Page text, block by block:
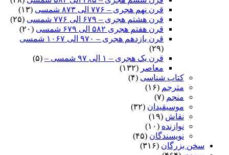
قرن نهم هجری – ۷۷۶ الی ۸۷۳ شمسی
(۱۳)
قرن هشتم هجری – ۶۷۹ الی ۷۷۶ شمسی
(۲۵)
قرن هفتم هجری ۵۸۲ الی ۶۷۹ شمسی
(۲۰)
قرن یازدهم هجری – ۹۷۰ الی ۱۰۶۷ شمسی
(۲۹)
قرن یک هجری – ۱ الی ۹۷ شمسی –
(۵)
معاصر (۱۳۲)
کتاب شناسی (۴)
مترجم (۱۶)
منجم (۷)
موسیقیدان (۳۲)
نقاش (۱۹)
نوازنده (۱۰)
نویسندگان (۴۵)
سخن بزرگان (۳۱۶)